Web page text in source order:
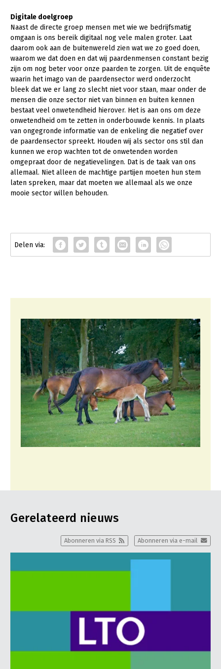
Digitale doelgroep
Naast de directe groep mensen met wie we bedrijfsmatig
omgaan is ons bereik digitaal nog vele malen groter. Laat
daarom ook aan de buitenwereld zien wat we zo goed doen,
waarom we dat doen en dat wij paardenmensen constant bezig
zijn om nog beter voor onze paarden te zorgen. Uit de enquête
waarin het imago van de paardensector werd onderzocht
bleek dat we er lang zo slecht niet voor staan, maar onder de
mensen die onze sector niet van binnen en buiten kennen
bestaat veel onwetendheid hierover. Het is aan ons om deze
onwetendheid om te zetten in onderbouwde kennis. In plaats
van ongegronde informatie van de enkeling die negatief over
de paardensector spreekt. Houden wij als sector ons stil dan
kunnen we erop wachten tot de onwetenden worden
omgepraat door de negatievelingen. Dat is de taak van ons
allemaal. Niet alleen de machtige partijen moeten hun stem
laten spreken, maar dat moeten we allemaal als we onze
mooie sector willen behouden.
Gerelateerd nieuws
Abonneren via e-mail
Abonneren via RSS